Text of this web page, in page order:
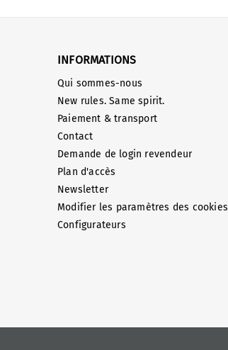
INFORMATIONS
Qui sommes-nous
New rules. Same spirit.
Paiement & transport
Contact
Demande de login revendeur
Plan d'accès
Newsletter
Modifier les paramètres des cookies
Configurateurs